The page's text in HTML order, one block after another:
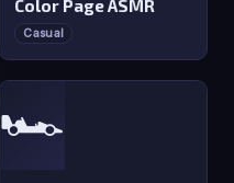
Color Page ASMR
Casual
🏎️